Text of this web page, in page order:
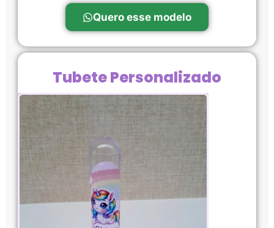
Quero esse modelo
Tubete Personalizado